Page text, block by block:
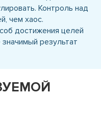
Контроль над
чем хаос.
достижения целей
результат